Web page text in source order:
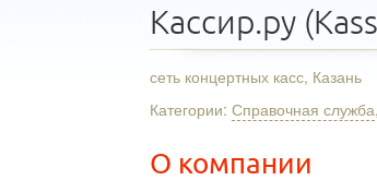
Кассир.ру
сеть концертных касс, Казань
Категории: Справочная служба,
О компании